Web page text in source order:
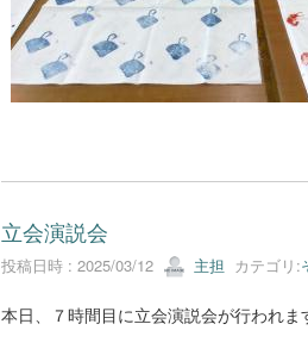
立会演説会
投稿日時 : 2025/03/12 主担 カテゴリ:
本日、７時間目に立会演説会が行われま